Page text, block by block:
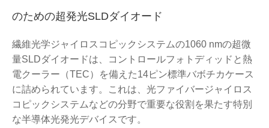
のための超発光SLDダイオード
繊維光学ジャイロスコピックシステムの1060 nmの超微
量SLDダイオードは、コントロールフォトディッドと熱
電クーラー（TEC）を備えた14ピン標準バボチカケース
に詰められています。これは、光ファイバージャイロス
コピックシステムなどの分野で重要な役割を果たす特別
な半導体光発光デバイスです。